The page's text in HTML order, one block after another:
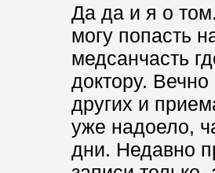
Да да и я о
могу попасть
медсанчасть
доктору.
других и
уже надоело,
дни. Недавно